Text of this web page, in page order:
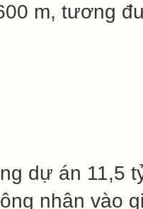
m, tương
dự án 11,5
nhân vào